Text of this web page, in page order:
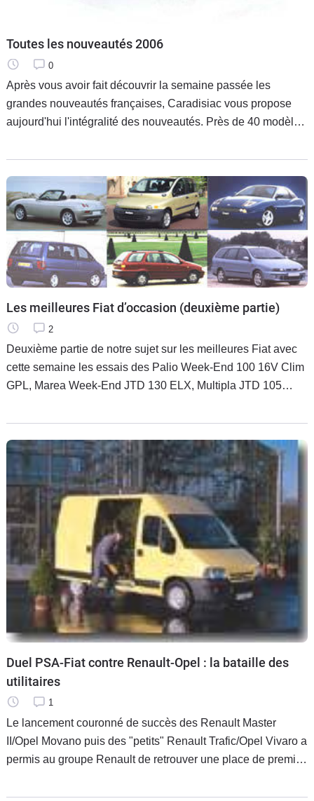
Toutes les nouveautés 2006
0
Après vous avoir fait découvrir la semaine passée les
grandes nouveautés françaises, Caradisiac vous propose
aujourd'hui l'intégralité des nouveautés. Près de 40 modèles
Les meilleures Fiat d’occasion (deuxième partie)
2
Deuxième partie de notre sujet sur les meilleures Fiat avec
cette semaine les essais des Palio Week-End 100 16V Clim
GPL, Marea Week-End JTD 130 ELX, Multipla JTD 105
2.0 20V Turbo.
Duel PSA-Fiat contre Renault-Opel : la bataille des
utilitaires
1
Le lancement couronné de succès des Renault Master
II/Opel Movano puis des "petits" Renault Trafic/Opel Vivaro a
permis au groupe Renault de retrouver une place de premier
Citroën, associé